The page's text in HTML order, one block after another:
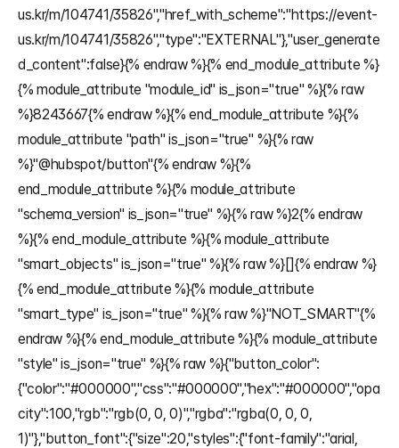
us.kr/m/104741/35826","href_with_scheme":"https://event-
us.kr/m/104741/35826","type":"EXTERNAL"},"user_generate
d_content":false}{% endraw %}{% end_module_attribute %}
{% module_attribute "module_id" is_json="true" %}{% raw
%}8243667{% endraw %}{% end_module_attribute %}{%
module_attribute "path" is_json="true" %}{% raw
%}"@hubspot/button"{% endraw %}{%
end_module_attribute %}{% module_attribute
"schema_version" is_json="true" %}{% raw %}2{% endraw
%}{% end_module_attribute %}{% module_attribute
"smart_objects" is_json="true" %}{% raw %}[]{% endraw %}
{% end_module_attribute %}{% module_attribute
"smart_type" is_json="true" %}{% raw %}"NOT_SMART"{%
endraw %}{% end_module_attribute %}{% module_attribute
"style" is_json="true" %}{% raw %}{"button_color":
{"color":"#000000","css":"#000000","hex":"#000000","opa
city":100,"rgb":"rgb(0, 0, 0)","rgba":"rgba(0, 0, 0,
1)"},"button_font":{"size":20,"styles":{"font-family":"arial,